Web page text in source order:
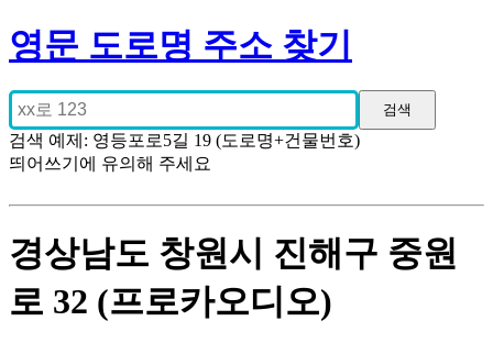
영문 도로명 주소 찾기
검색 예제: 영등포로5길 19 (도로명+건물번호)
띄어쓰기에 유의해 주세요
경상남도 창원시 진해구 중원
로 32 (프로카오디오)